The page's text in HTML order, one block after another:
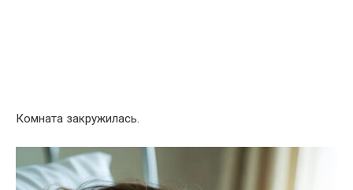
Комната закружилась.